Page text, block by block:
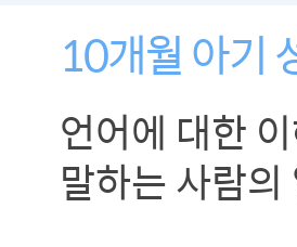
10개월 아기
언어에 대한
말하는 사람